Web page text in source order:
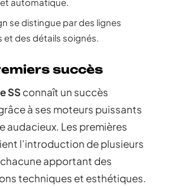
se distingue par des lignes
et des détails soignés.
succès
SSconnaît un succès
à ses moteurs puissants
audacieux. Les premières
l’introduction de plusieurs
apportant des
techniques et esthétiques.